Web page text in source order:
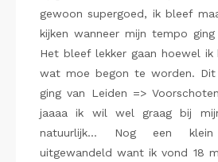
gewoon supergoed, ik bleef
kijken wanneer mijn tempo ging
Het bleef lekker gaan hoewel ik
wat moe begon te worden. Dit
ging van Leiden =>
jaaaa ik wil wel graag bij
natuurlijk… Nog een
uitgewandeld want ik vond 18